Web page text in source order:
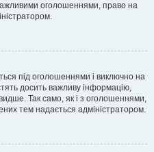
оголошеннями, право на
під оголошеннями і виключно на
досить важливу інформацію,
Так само, як і з оголошеннями,
тем надається адміністратором.